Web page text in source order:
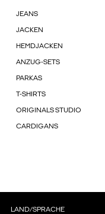
JEANS
JACKEN
HEMDJACKEN
ANZUG-SETS
PARKAS
T-SHIRTS
ORIGINALS STUDIO
CARDIGANS
LAND/SPRACHE